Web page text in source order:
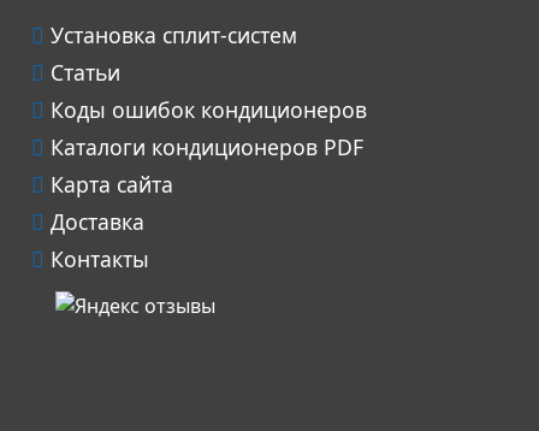
Установка сплит-систем
Статьи
Коды ошибок кондиционеров
Каталоги кондиционеров PDF
Карта сайта
Доставка
Контакты